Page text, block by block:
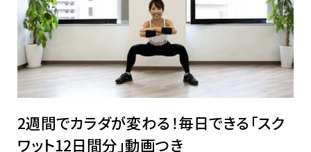
2週間でカラダが変わる！毎日できる「スク
ワット12日間分」動画つき